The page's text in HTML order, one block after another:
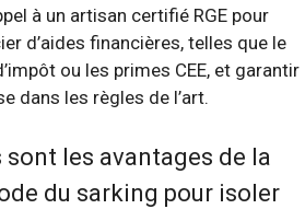
à un artisan certifié RGE pour
d’aides financières, telles que le
ou les primes CEE, et garantir
dans les règles de l’art.
sont les avantages de la
du sarking pour isoler